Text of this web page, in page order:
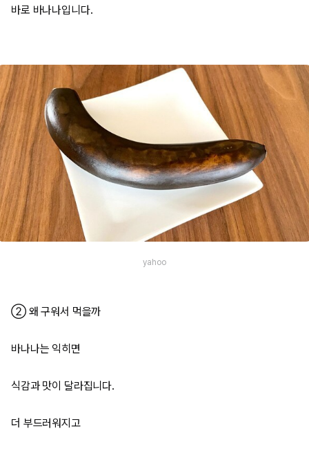
바로 바나나입니다.
yahoo
② 왜 구워서 먹을까
바나나는 익히면
식감과 맛이 달라집니다.
더 부드러워지고